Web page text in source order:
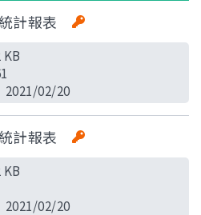
計報表
KB
2021/02/20
計報表
KB
2021/02/20